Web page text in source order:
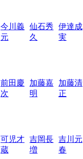
今川義
元
仙石秀
久
伊達成
実
前田慶
次
加藤嘉
明
加藤清
正
可児才
蔵
吉岡長
増
吉川元
春